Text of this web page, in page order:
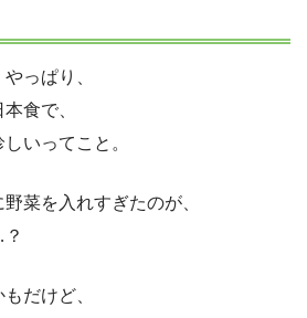
っぱり、
食で、
いってこと。
菜を入れすぎたのが、
だけど、